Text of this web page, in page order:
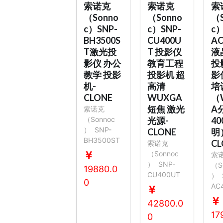
索诺克
（Sonno
c）SNP-
BH3500S
T激光投
影仪 办公
教学 投影
机-
CLONE
索诺克
（Sonnoc
）
SNP-
BH3500ST
19880.0
0
索诺克
（Sonno
c）SNP-
CU400U
T 投影仪
教育工程
投影机 超
高清
WUXGA
短焦 激光
光源-
CLONE
索诺克
（Sonnoc
）
SNP-
CU400UT
42800.0
0
索
c
液
投
影
培
A
明
索
（
）